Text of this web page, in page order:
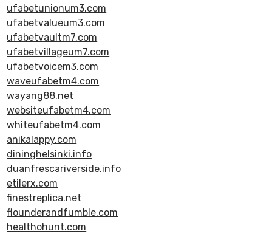
ufabetunionum3.com
ufabetvalueum3.com
ufabetvaultm7.com
ufabetvillageum7.com
ufabetvoicem3.com
waveufabetm4.com
wayang88.net
websiteufabetm4.com
whiteufabetm4.com
anikalappy.com
dininghelsinki.info
duanfrescariverside.info
etilerx.com
finestreplica.net
flounderandfumble.com
healthohunt.com